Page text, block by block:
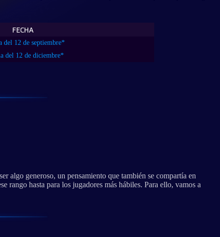
FECHA
del 12 de septiembre*
del 12 de diciembre*
algo generoso, un pensamiento que también se compartía en
rango hasta para los jugadores más hábiles. Para ello, vamos a